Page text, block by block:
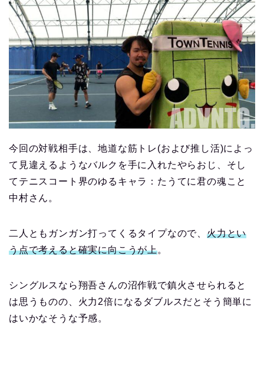
今回の対戦相手は、地道な筋トレ(および推し活)によっ
て見違えるようなバルクを手に入れたやらおじ、そし
てテニスコート界のゆるキャラ：たうてに君の魂こと
中村さん。
二人ともガンガン打ってくるタイプなので、 火力とい
う点で考えると確実に向こうが上。
シングルスなら翔吾さんの沼作戦で鎮火させられると
は思うものの、火力2倍になるダブルスだとそう簡単に
はいかなそうな予感。